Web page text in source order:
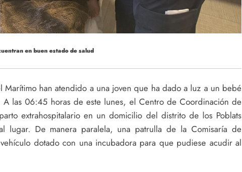
en buen estado de salud
han atendido a una joven que ha dado a luz a un bebé
las 06:45 horas de este lunes, el Centro de Coordinación de
extrahospitalario en un domicilio del distrito de los Poblats
lugar. De manera paralela, una patrulla de la Comisaría de
dotado con una incubadora para que pudiese acudir al